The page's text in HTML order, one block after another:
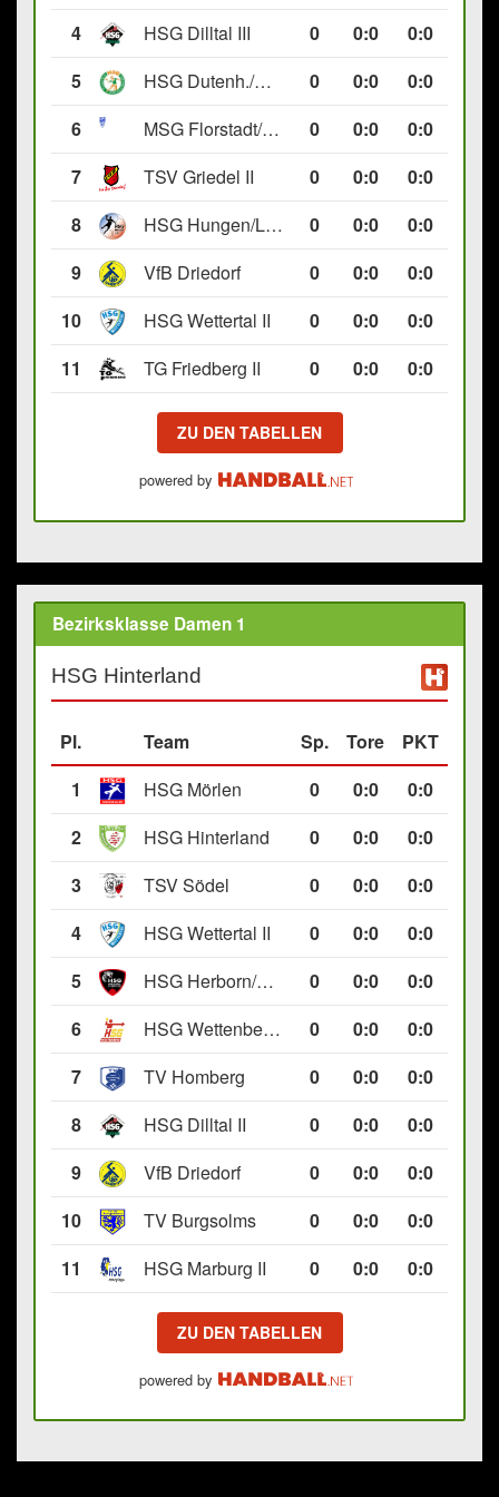
4 HSG Dilltal III 0 0:0
0:0
5
HSG Dutenh./Münchholzh. IV 0 0:0
0:0
6
MSG Florstadt/Gettenau II 0 0:0
0:0
7
TSV Griedel II 0 0:0
0:0
8
HSG Hungen/Lich II 0 0:0
0:0
9
VfB Driedorf 0 0:0
0:0
10
HSG Wettertal II 0 0:0
0:0
11
TG Friedberg II 0 0:0 0:0
ZU DEN TABELLEN
powered by
Bezirksklasse Damen 1
HSG Hinterland
Pl. Team Sp. Tore
PKT
1
HSG Mörlen 0 0:0
0:0
2
HSG Hinterland 0 0:0
0:0
3
TSV Södel 0 0:0
0:0
4
HSG Wettertal II 0 0:0
0:0
5
HSG Herborn/Seelbach 0 0:0
0:0
6
HSG Wettenberg III 0 0:0
0:0
7
TV Homberg 0 0:0
0:0
8
HSG Dilltal II 0 0:0
0:0
9
VfB Driedorf 0 0:0
0:0
10
TV Burgsolms 0 0:0
0:0
11
HSG Marburg II 0 0:0 0:0
ZU DEN TABELLEN
powered by